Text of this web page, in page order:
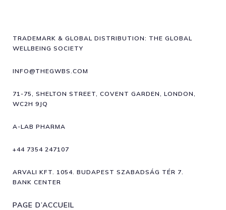
TRADEMARK & GLOBAL DISTRIBUTION: THE GLOBAL
WELLBEING SOCIETY
INFO@THEGWBS.COM
71-75, SHELTON STREET, COVENT GARDEN, LONDON,
WC2H 9JQ
A-LAB PHARMA
+44 7354 247107
ARVALI KFT. 1054. BUDAPEST SZABADSÁG TÉR 7.
BANK CENTER
PAGE D’ACCUEIL